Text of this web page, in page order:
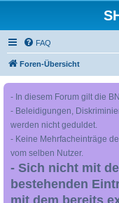
FAQ
Foren-Übersicht
- In diesem Forum gilt die
- Beleidigungen,
werden nicht geduldet.
- Keine Mehrfacheinträge
vom selben Nutzer.
- Sich nicht mit
bestehenden
mit dem bereits